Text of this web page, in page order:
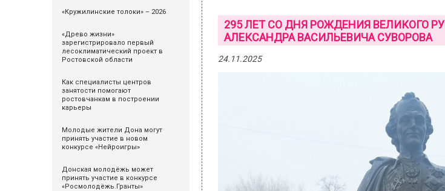
«Кружилинские толоки» – 2026
«Древо жизни»
зарегистрировало первый
лесоклиматический проект в
Ростовской области
Как специалисты центров
занятости помогают
ростовчанкам в построении
карьеры
Молодые жители Дона могут
принять участие в новом
конкурсе «Нейроигры»
Донская молодёжь может
принять участие в конкурсе
«Росмолодёжь.Гранты»
295 ЛЕТ СО ДНЯ РОЖДЕНИЯ ВЕЛИКОГО
АЛЕКСАНДРА ВАСИЛЬЕВИЧА СУВОРОВА
24.11.2025